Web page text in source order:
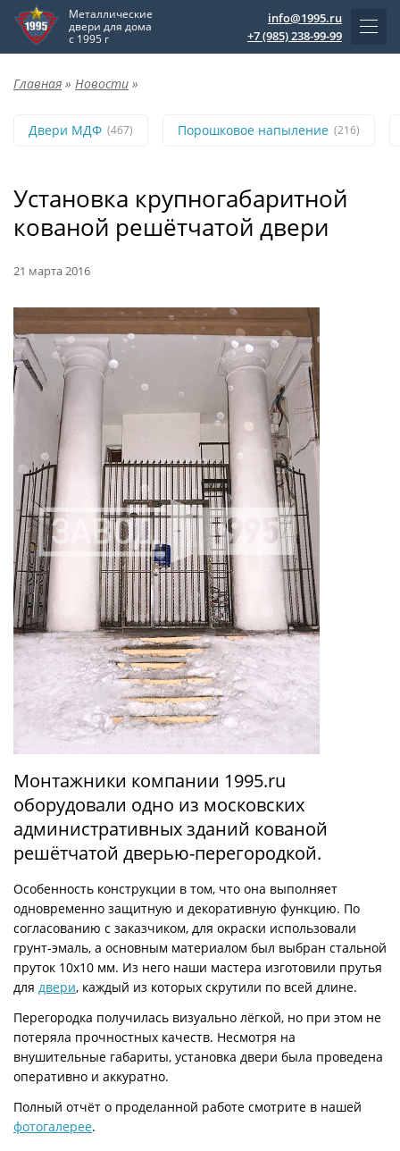
Металлические
двери для дома
с 1995 г
info@1995.ru
+7 (985) 238-99-99
Главная » Новости »
Двери МДФ (467) Порошковое напыление (216)
Установка крупногабаритной
кованой решётчатой двери
21 марта 2016
Монтажники компании 1995.ru
оборудовали одно из московских
административных зданий кованой
решётчатой дверью-перегородкой.
Особенность конструкции в том, что она выполняет
одновременно защитную и декоративную функцию. По
согласованию с заказчиком, для окраски использовали
грунт-эмаль, а основным материалом был выбран стальной
пруток 10х10 мм. Из него наши мастера изготовили прутья
для двери, каждый из которых скрутили по всей длине.
Перегородка получилась визуально лёгкой, но при этом не
потеряла прочностных качеств. Несмотря на
внушительные габариты, установка двери была проведена
оперативно и аккуратно.
Полный отчёт о проделанной работе смотрите в нашей
фотогалерее.